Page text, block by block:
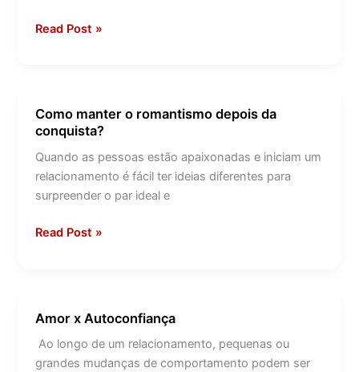
ex?
Read Post »
Como manter o romantismo depois da
conquista?
Quando as pessoas estão apaixonadas e iniciam um
relacionamento é fácil ter ideias diferentes para
surpreender o par ideal e
Como
manter
o
romantismo
depois
conquista?
Read Post »
Amor x Autoconfiança
Ao longo de um relacionamento, pequenas ou
grandes mudanças de comportamento podem ser
Amor
x
Autoconfiança